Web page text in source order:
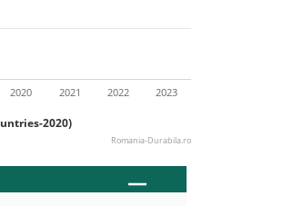
2020)
2020 2021 2022 2023
Romania-Durabila.ro